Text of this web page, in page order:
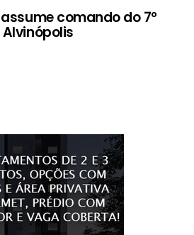
comando do 7º
Alvinópolis